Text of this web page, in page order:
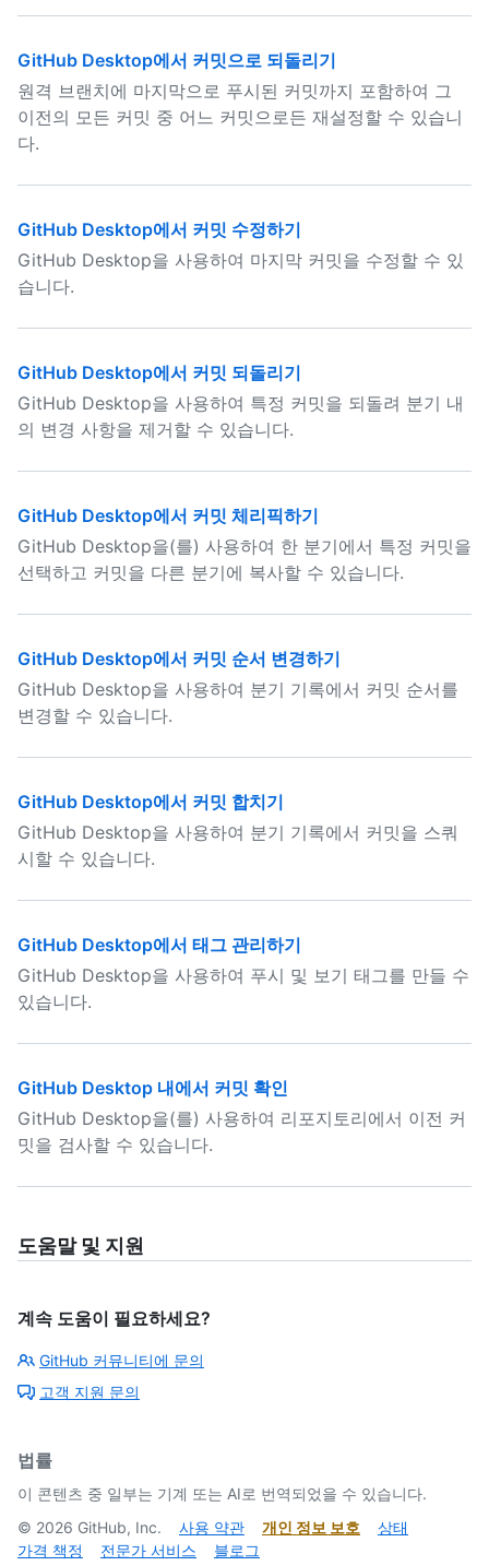
GitHub Desktop에서 커밋으로 되돌리기
원격 브랜치에 마지막으로 푸시된 커밋까지 포함하여 그
이전의 모든 커밋 중 어느 커밋으로든 재설정할 수 있습니
다.
GitHub Desktop에서 커밋 수정하기
GitHub Desktop을 사용하여 마지막 커밋을 수정할 수 있
습니다.
GitHub Desktop에서 커밋 되돌리기
GitHub Desktop을 사용하여 특정 커밋을 되돌려 분기 내
의 변경 사항을 제거할 수 있습니다.
GitHub Desktop에서 커밋 체리픽하기
GitHub Desktop을(를) 사용하여 한 분기에서 특정 커밋을
선택하고 커밋을 다른 분기에 복사할 수 있습니다.
GitHub Desktop에서 커밋 순서 변경하기
GitHub Desktop을 사용하여 분기 기록에서 커밋 순서를
변경할 수 있습니다.
GitHub Desktop에서 커밋 합치기
GitHub Desktop을 사용하여 분기 기록에서 커밋을 스쿼
시할 수 있습니다.
GitHub Desktop에서 태그 관리하기
GitHub Desktop을 사용하여 푸시 및 보기 태그를 만들 수
있습니다.
GitHub Desktop 내에서 커밋 확인
GitHub Desktop을(를) 사용하여 리포지토리에서 이전 커
밋을 검사할 수 있습니다.
도움말 및 지원
계속 도움이 필요하세요?
GitHub 커뮤니티에 문의
고객 지원 문의
법률
이 콘텐츠 중 일부는 기계 또는 AI로 번역되었을 수 있습니다.
© 2026 GitHub, Inc. 사용 약관 개인 정보 보호
상태
가격 책정
전문가 서비스 블로그